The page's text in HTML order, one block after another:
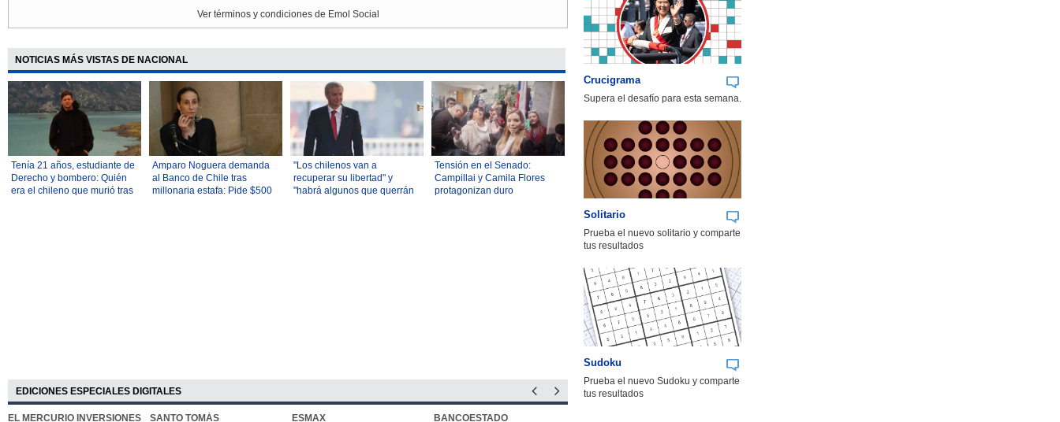
Ver términos y condiciones de Emol Social
NOTICIAS MÁS VISTAS DE NACIONAL
Tenía 21 años, estudiante de
Derecho y bombero: Quién
era el chileno que murió tras
Amparo Noguera demanda
al Banco de Chile tras
millonaria estafa: Pide $500
"Los chilenos van a
recuperar su libertad" y
"habrá algunos que querrán
Tensión en el Senado:
Campillai y Camila Flores
protagonizan duro
EDICIONES ESPECIALES DIGITALES
EL MERCURIO INVERSIONES SANTO TOMÁS ESMAX BANCOESTADO
Crucigrama
Supera el desafío para esta semana.
Solitario
Prueba el nuevo solitario y comparte
tus resultados
Sudoku
Prueba el nuevo Sudoku y comparte
tus resultados